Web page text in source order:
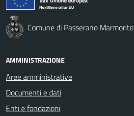
Comune di Passerano Marmorito
AMMINISTRAZIONE
Aree amministrative
Documenti e dati
Enti e fondazioni